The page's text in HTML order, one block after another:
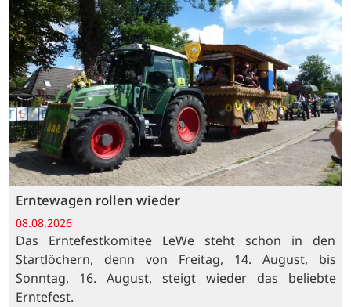
Erntewagen rollen wieder
08.08.2026
Das Erntefestkomitee LeWe steht schon in den
Startlöchern, denn von Freitag, 14. August, bis
Sonntag, 16. August, steigt wieder das beliebte
Erntefest.